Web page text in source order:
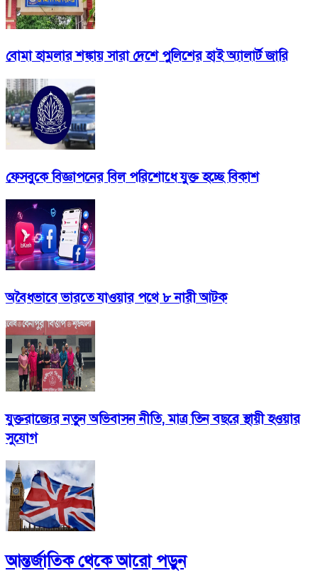
বোমা হামলার শঙ্কায় সারা দেশে পুলিশের হাই অ্যালার্ট জারি
ফেসবুকে বিজ্ঞাপনের বিল পরিশোধে যুক্ত হচ্ছে বিকাশ
অবৈধভাবে ভারতে যাওয়ার পথে ৮ নারী আটক
যুক্তরাজ্যের নতুন অভিবাসন নীতি, মাত্র তিন বছরে স্থায়ী হওয়ার
সুযোগ
আন্তর্জাতিকথেকে আরো পড়ুন